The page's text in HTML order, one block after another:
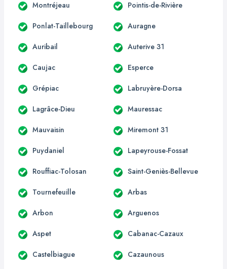
Montréjeau Pointis-de-Rivière
Ponlat-Taillebourg Auragne
Auribail Auterive 31
Caujac Esperce
Grépiac Labruyère-Dorsa
Lagrâce-Dieu Mauressac
Mauvaisin Miremont 31
Puydaniel Lapeyrouse-Fossat
Rouffiac-Tolosan Saint-Geniès-Bellevue
Tournefeuille Arbas
Arbon Arguenos
Aspet Cabanac-Cazaux
Castelbiague Cazaunous